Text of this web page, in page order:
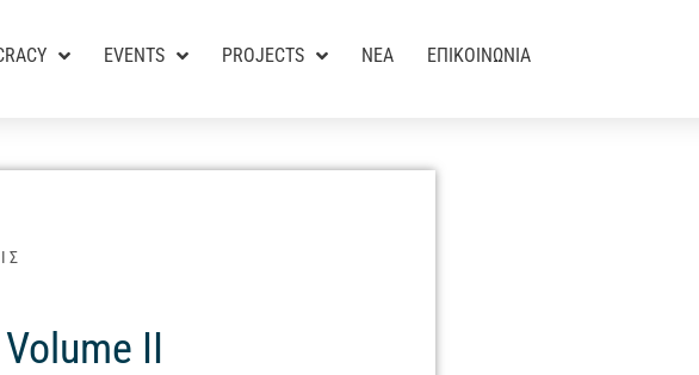
EVENTS PROJECTS ΝΕΑ ΕΠΙΚΟΙΝΩΝΙΑ
II